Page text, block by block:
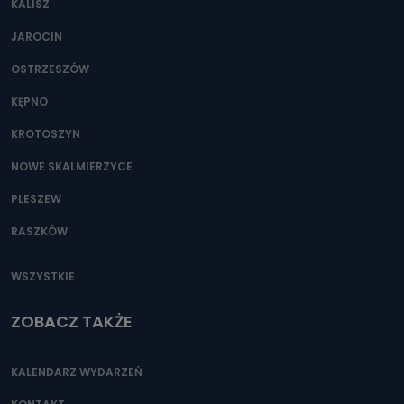
Można to zrobić pod numerem telefonu 62 735-51-05 lub
KALISZ
JAROCIN
OSTRZESZÓW
KĘPNO
KROTOSZYN
NOWE SKALMIERZYCE
PLESZEW
RASZKÓW
WSZYSTKIE
ZOBACZ TAKŻE
KALENDARZ WYDARZEŃ